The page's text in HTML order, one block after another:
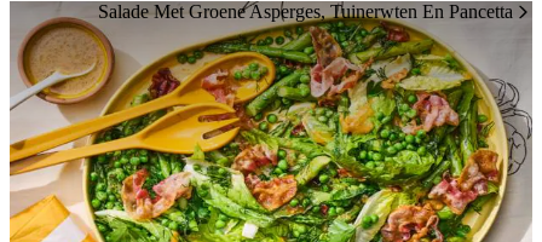
Salade Met Groene Asperges, Tuinerwten En Pancetta